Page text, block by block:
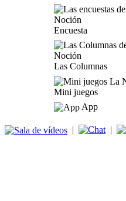
Encuesta
Las Columnas
Mini juegos
App
| |